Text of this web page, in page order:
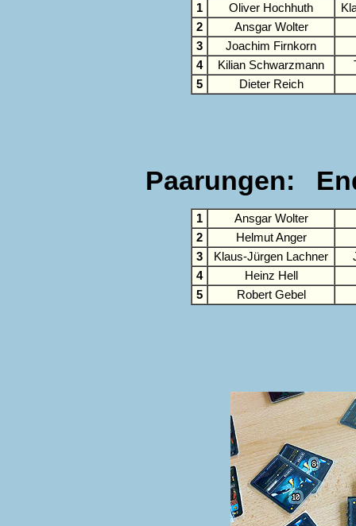
1 Oliver Hochhuth
2
Ansgar Wolter
3
Joachim Firnkorn
4
Kilian Schwarzmann
5
Dieter Reich
Paarungen:
1
Ansgar Wolter
2
Helmut Anger
3
Klaus-Jürgen Lachner
4
Heinz Hell
5
Robert Gebel